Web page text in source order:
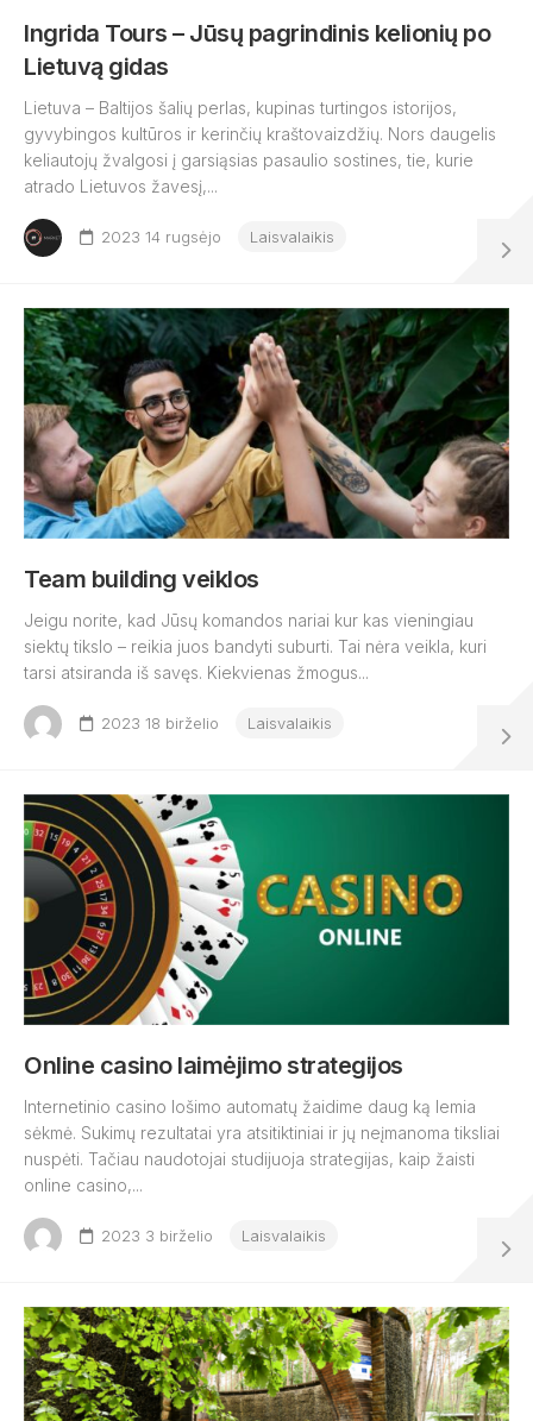
Ingrida Tours – Jūsų pagrindinis kelionių po
Lietuvą gidas
Lietuva – Baltijos šalių perlas, kupinas turtingos istorijos,
gyvybingos kultūros ir kerinčių kraštovaizdžių. Nors daugelis
keliautojų žvalgosi į garsiąsias pasaulio sostines, tie, kurie
atrado Lietuvos žavesį,...
2023 14 rugsėjo Laisvalaikis
Team building veiklos
Jeigu norite, kad Jūsų komandos nariai kur kas vieningiau
siektų tikslo – reikia juos bandyti suburti. Tai nėra veikla, kuri
tarsi atsiranda iš savęs. Kiekvienas žmogus...
2023 18 birželio Laisvalaikis
Online casino laimėjimo strategijos
Internetinio casino lošimo automatų žaidime daug ką lemia
sėkmė. Sukimų rezultatai yra atsitiktiniai ir jų neįmanoma tiksliai
nuspėti. Tačiau naudotojai studijuoja strategijas, kaip žaisti
online casino,...
2023 3 birželio Laisvalaikis